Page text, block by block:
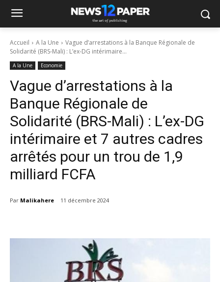
Accueil A la Une
Vague d’arrestations à la Banque Régionale de
Solidarité (BRS-Mali) : L’ex-DG intérimaire...
A la Une Economie
Vague d’arrestations à la
Banque Régionale de
Solidarité (BRS-Mali) : L’ex-DG
intérimaire et 7 autres cadres
arrêtés pour un trou de 1,9
milliard FCFA
Par Malikahere 11 décembre 2024